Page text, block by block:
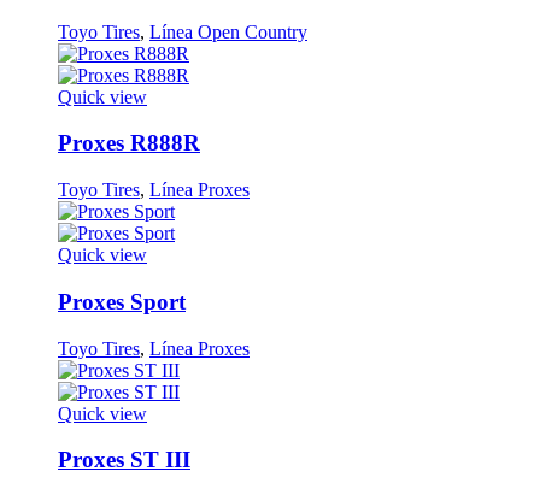
Toyo Tires, Línea Open Country
Quick view
Proxes R888R
Toyo Tires, Línea Proxes
Quick view
Proxes Sport
Toyo Tires, Línea Proxes
Quick view
Proxes ST III